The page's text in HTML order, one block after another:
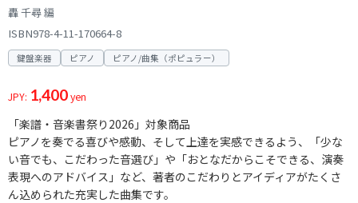
轟 千尋 編
ISBN978-4-11-170664-8
鍵盤楽器 ピアノ ピアノ/曲集（ポピュラー）
JPY: 1,400yen
「楽譜・音楽書祭り2026」対象商品
ピアノを奏でる喜びや感動、そして上達を実感できるよう、「少な
い音でも、こだわった音選び」や「おとなだからこそできる、演奏
表現へのアドバイス」など、著者のこだわりとアイディアがたくさ
ん込められた充実した曲集です。